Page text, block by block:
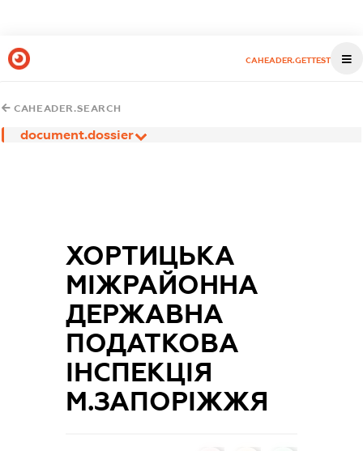
CAHEADER.GETTEST
CAHEADER.SEARCH
document.dossier
ХОРТИЦЬКА
МІЖРАЙОННА
ДЕРЖАВНА
ПОДАТКОВА
ІНСПЕКЦІЯ
М.ЗАПОРІЖЖЯ